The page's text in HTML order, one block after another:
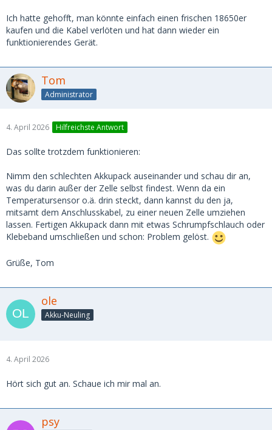
Ich hatte gehofft, man könnte einfach einen frischen 18650er
kaufen und die Kabel verlöten und hat dann wieder ein
funktionierendes Gerät.
Tom
Administrator
4. April 2026 Hilfreichste Antwort
Das sollte trotzdem funktionieren:
Nimm den schlechten Akkupack auseinander und schau dir an,
was du darin außer der Zelle selbst findest. Wenn da ein
Temperatursensor o.ä. drin steckt, dann kannst du den ja,
mitsamt dem Anschlusskabel, zu einer neuen Zelle umziehen
lassen. Fertigen Akkupack dann mit etwas Schrumpfschlauch oder
Klebeband umschließen und schon: Problem gelöst.
Grüße, Tom
ole
Akku-Neuling
4. April 2026
Hört sich gut an. Schaue ich mir mal an.
psy